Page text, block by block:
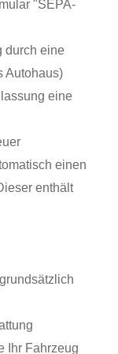
"SEPA-
durch eine
Autohaus)
eine
einen
enthält
Ihr Fahrzeug